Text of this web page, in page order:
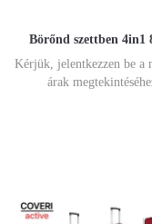
Börőnd szettben 4in1
Kérjük, jelentkezzen be a
árak